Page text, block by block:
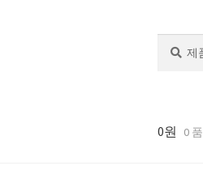
0원 0